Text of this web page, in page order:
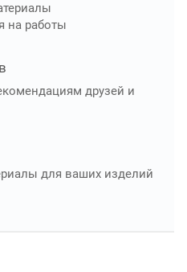
на работы
друзей и
для ваших изделий